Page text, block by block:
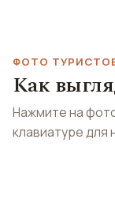
ФОТО
Как
Нажмите на
клавиатуре для